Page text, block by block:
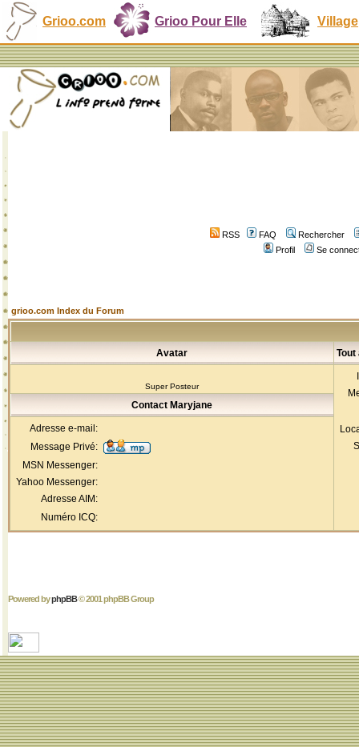
Grioo.com Grioo Pour Elle Village
RSS FAQ
Rechercher
Profil
Se
grioo.com Index du Forum
Avatar Tout
Super Posteur
Contact Maryjane
Adresse e-mail:
Message Privé:
MSN Messenger:
Yahoo Messenger:
Adresse AIM:
Numéro ICQ:
Powered byphpBB© 2001 phpBB Group